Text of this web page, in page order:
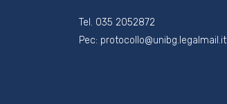
Tel. 035 2052872
Pec: protocollo@unibg.legalmail.it